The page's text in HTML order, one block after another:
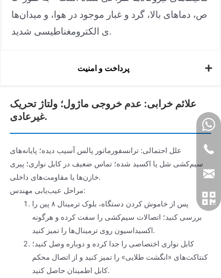
ص، دماهای بالا، گرد و غبار موجود در هوا، و میدان‌ها
ی الکترومغناطیسی شدید.
پرداخت و امنیت
علائم خرابی: عدم خروجی ماژول؛ ولتاژ تحریک
غیرعادی.
علل احتمالی: ترانسفورماتور پالس آسیب دیده؛ پایانه‌های
سیم‌کشی شل یا اکسید شده؛ تماس ضعیف در کابل نواری؛ پیری
خازن‌ها یا مقاومت‌های داخلی.
مراحل عیب‌یابی مهندس:
پس از خاموش کردن دستگاه، بلوک ترمینال ۸ پین را
بررسی کنید؛ اتصالات سیم‌کشی را سفت کرده و هرگونه
اکسیداسیون روی ترمینال‌ها را تمیز کنید.
کابل نواری اختصاصی را جدا کرده و دوباره وصل کنید؛
کنتاکت‌های «انگشت طلایی» را تمیز کنید و از اتصال محکم
کابل اطمینان حاصل کنید.